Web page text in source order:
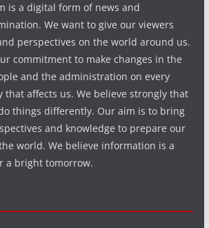
is a digital form of news and
We want to give our viewers
perspectives on the world around us.
commitment to make changes in the
and the administration on every
that affects us. We believe strongly that
things differently. Our aim is to bring
and knowledge to prepare our
world. We believe information is a
a bright tomorrow.